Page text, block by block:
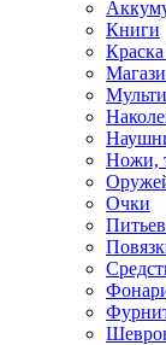
Книги
Ножи,
Очки